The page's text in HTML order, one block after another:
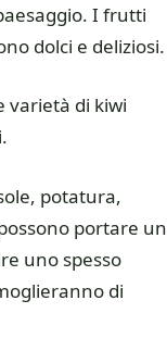
I frutti
dolci e deliziosi.
varietà di kiwi
potatura,
portare un
uno spesso
di